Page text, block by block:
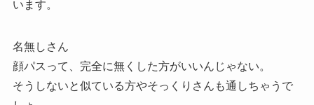
います。
名無しさん
顔パスって、完全に無くした方がいいんじゃない。
そうしないと似ている方やそっくりさんも通しちゃうで